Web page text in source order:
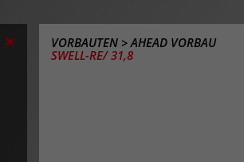
VORBAUTEN >AHEAD VORBAU
SWELL-RE/ 31,8